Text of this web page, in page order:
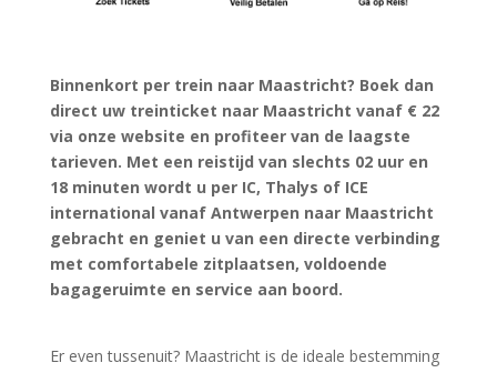
Binnenkort per trein naar Maastricht? Boek dan
direct uw treinticket naar Maastricht vanaf € 22
via onze website en profiteer van de laagste
tarieven. Met een reistijd van slechts 02 uur en
18 minuten wordt u per IC, Thalys of ICE
international vanaf Antwerpen naar Maastricht
gebracht en geniet u van een directe verbinding
met comfortabele zitplaatsen, voldoende
bagageruimte en service aan boord.
Er even tussenuit? Maastricht is de ideale bestemming